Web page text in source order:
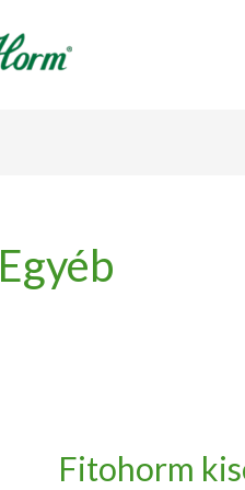
Egyéb
Fitohorm
Fitohorm